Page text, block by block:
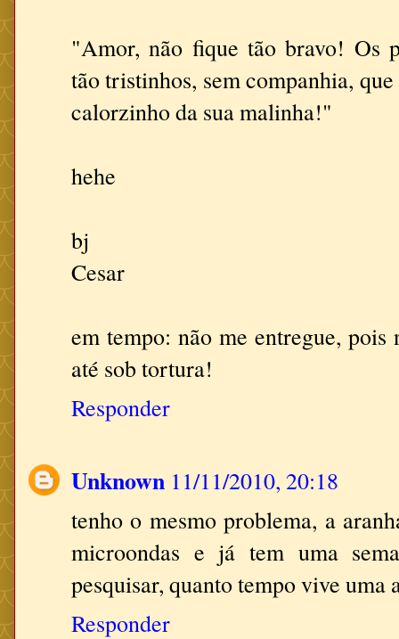
"Amor, não fique tão bravo! Os
tão tristinhos, sem companhia,
calorzinho da sua malinha!"
hehe
bj
Cesar
em tempo: não me entregue,
até sob tortura!
Responder
Unknown 11/11/2010, 20:18
tenho o mesmo problema, a
microondas e já tem uma
pesquisar, quanto tempo vive uma
Responder